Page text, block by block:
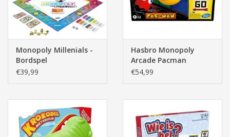
Monopoly Millenials -
Bordspel
€39,99
Hasbro Monopoly
Arcade Pacman
Bordspel
€54,99